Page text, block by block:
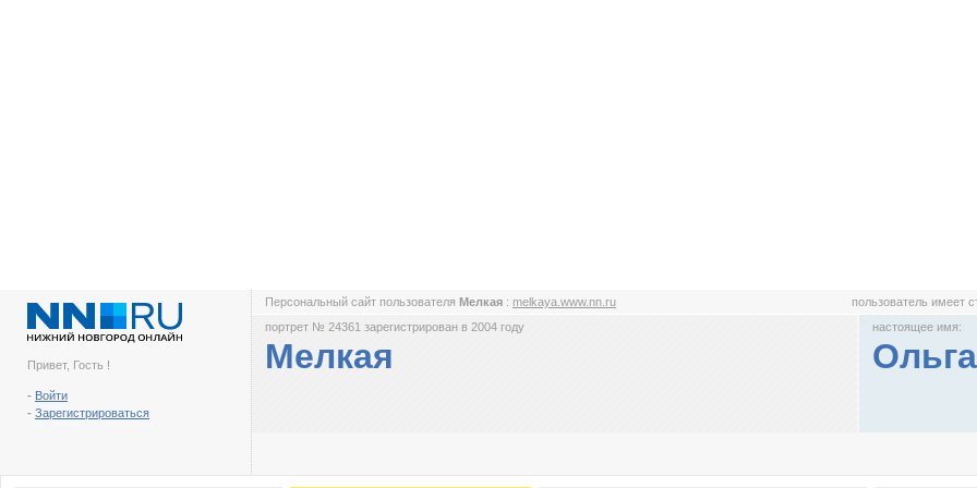
Привет, Гость !
- Войти
- Зарегистрироваться
Персональный сайт пользователя Мелкая : melkaya.www.nn.ru пользователь имеет
портрет № 24361 зарегистрирован в 2004 году
Мелкая
настоящее имя:
Ольга